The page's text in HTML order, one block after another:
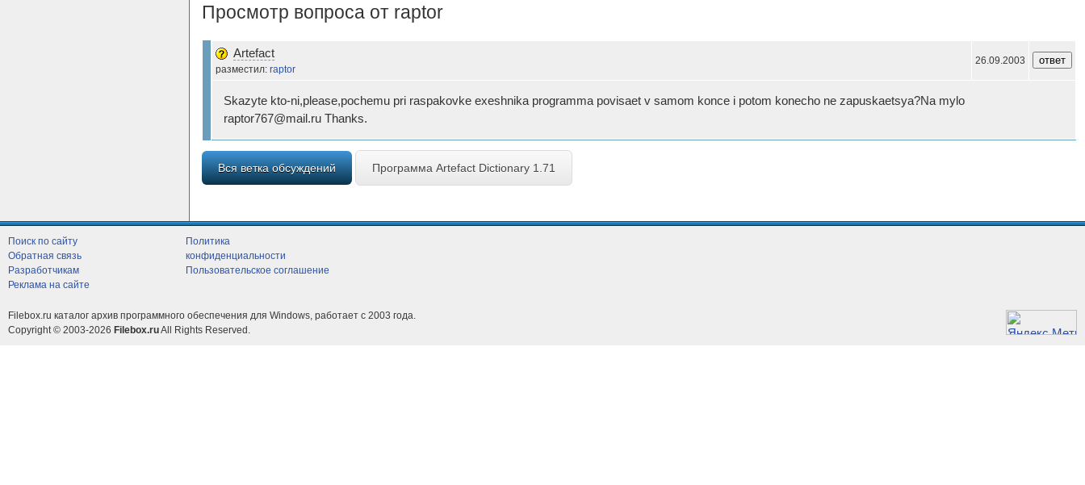
Просмотр вопроса от raptor
Artefact
разместил: raptor
26.09.2003
Skazyte kto-ni,please,pochemu pri raspakovke exeshnika programma povisaet v samom konce i potom konecho ne zapuskaetsya?Na mylo
raptor767@mail.ru Thanks.
Вся ветка обсуждений Программа Artefact Dictionary 1.71
Поиск по сайту
Обратная связь
Разработчикам
Реклама на сайте
Политика
конфиденциальности
Пользовательское соглашение
Filebox.ru каталог архив программного обеспечения для Windows, работает с 2003 года.
Copyright © 2003-2026 Filebox.ruAll Rights Reserved.